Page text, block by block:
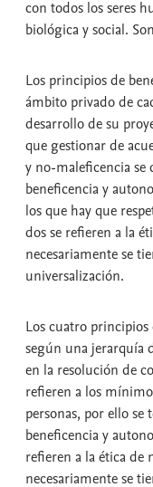
con todos los seres
biológica y social.
Los principios de
ámbito privado de
desarrollo de su
que gestionar de
y no-maleficencia se
beneficencia y
los que hay que
dos se refieren a la
necesariamente se
universalización.
Los cuatro
según una jerarquía
en la resolución de
refieren a los
personas, por ello
beneficencia y
refieren a la ética de
necesariamente se